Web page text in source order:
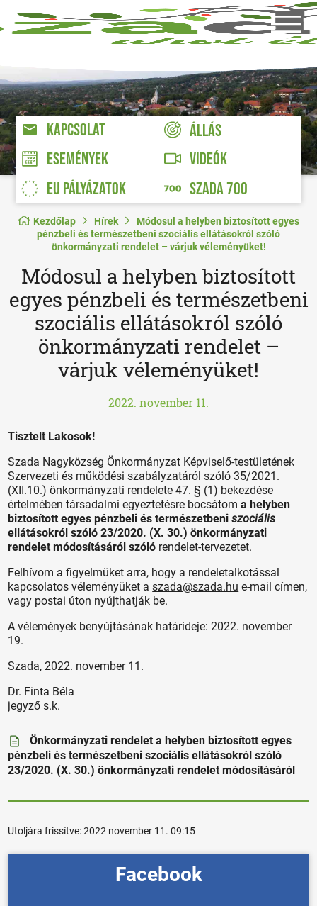
KAPCSOLAT
ÁLLÁS
ESEMÉNYEK
VIDEÓK
EU PÁLYÁZATOK
SZADA 700
Kezdőlap Hírek
Módosul a helyben biztosított egyes
pénzbeli és természetbeni szociális ellátásokról szóló
önkormányzati rendelet – várjuk véleményüket!
Módosul a helyben biztosított
egyes pénzbeli és természetbeni
szociális ellátásokról szóló
önkormányzati rendelet –
várjuk véleményüket!
2022. november 11.
Tisztelt Lakosok!
Szada Nagyközség Önkormányzat Képviselő-testületének
Szervezeti és működési szabályzatáról szóló 35/2021.
(XII.10.) önkormányzati rendelete 47. § (1) bekezdése
értelmében társadalmi egyeztetésre bocsátoma helyben
biztosított egyes pénzbeli és természetbeniszociális
ellátásokról szóló 23/2020. (X. 30.) önkormányzati
rendelet módosításáról szóló rendelet-tervezetet.
Felhívom a figyelmüket arra, hogy a rendeletalkotással
kapcsolatos véleményüket aszada@szada.hu e-mail címen,
vagy postai úton nyújthatják be.
A vélemények benyújtásának határideje: 2022. november
19.
Szada, 2022. november 11.
Dr. Finta Béla
jegyző s.k.
Önkormányzati rendelet a helyben biztosított egyes
pénzbeli és természetbeni szociális ellátásokról szóló
23/2020. (X. 30.) önkormányzati rendelet módosításáról
Utoljára frissítve:2022 november 11. 09:15
Facebook